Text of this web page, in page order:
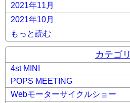
2021年11月
2021年10月
もっと読む
カテゴリ
4st MINI
POPS MEETING
Webモーターサイクルショー